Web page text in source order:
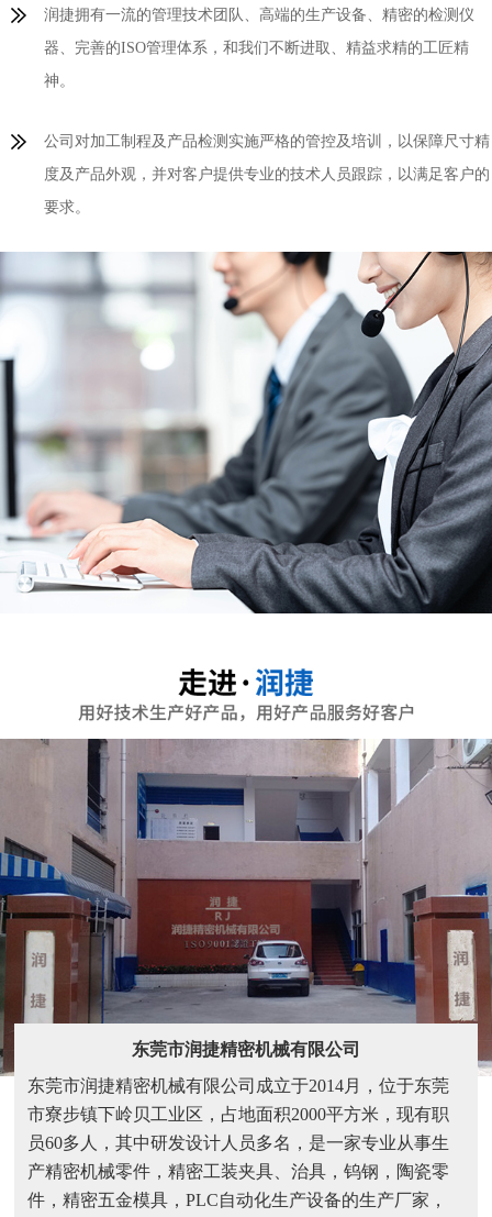
润捷拥有一流的管理技术团队、高端的生产设备、精密的检测仪
器、完善的ISO管理体系，和我们不断进取、精益求精的工匠精
神。
公司对加工制程及产品检测实施严格的管控及培训，以保障尺寸精
度及产品外观，并对客户提供专业的技术人员跟踪，以满足客户的
要求。
东莞市润捷精密机械有限公司
东莞市润捷精密机械有限公司成立于2014月，位于东莞
市寮步镇下岭贝工业区，占地面积2000平方米，现有职
员60多人，其中研发设计人员多名，是一家专业从事生
产精密机械零件，精密工装夹具、治具，钨钢，陶瓷零
件，精密五金模具，PLC自动化生产设备的生产厂家，